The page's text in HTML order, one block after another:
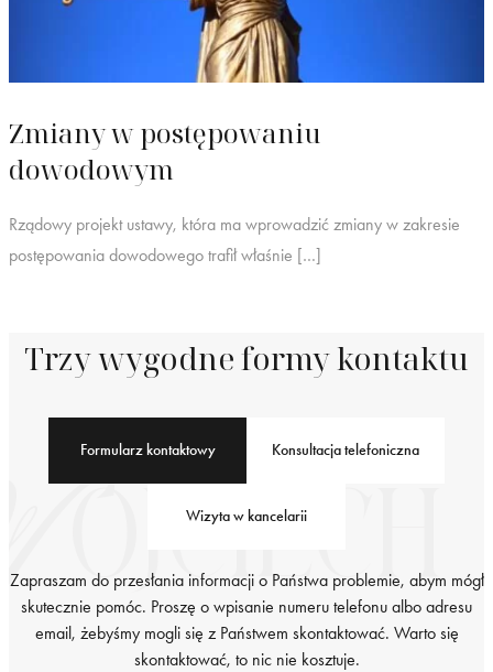
Zmiany w postępowaniu
dowodowym
Rządowy projekt ustawy, która ma wprowadzić zmiany w zakresie
postępowania dowodowego trafił właśnie […]
Trzy wygodne formy kontaktu
Formularz kontaktowy Konsultacja telefoniczna
Wizyta w kancelarii
Zapraszam do przesłania informacji o Państwa problemie, abym mógł
skutecznie pomóc. Proszę o wpisanie numeru telefonu albo adresu
email, żebyśmy mogli się z Państwem skontaktować. Warto się
skontaktować, to nic nie kosztuje.